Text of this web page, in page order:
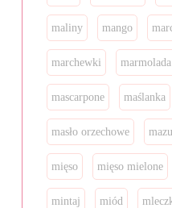
maliny mango
marchewki marmolada
mascarpone maślanka
masło orzechowe
mięso mięso mielone
mintaj miód